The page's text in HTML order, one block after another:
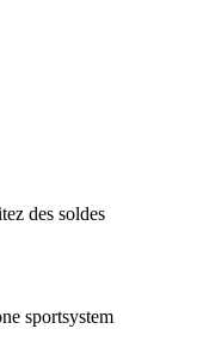
des soldes